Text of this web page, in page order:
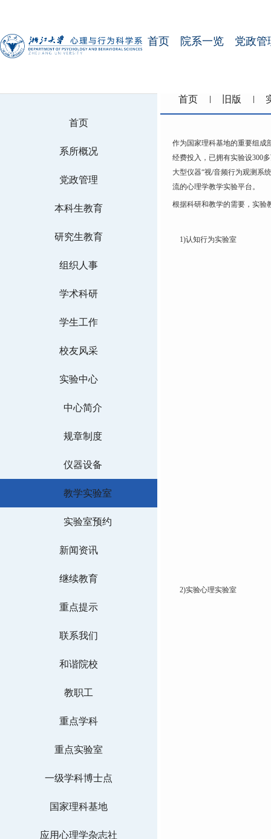
首页 院系一览 党政管
首页
系所概况
党政管理
本科生教育
研究生教育
组织人事
学术科研
学生工作
校友风采
实验中心
中心简介
规章制度
仪器设备
教学实验室
实验室预约
新闻资讯
继续教育
重点提示
联系我们
和谐院校
教职工
重点学科
重点实验室
一级学科博士点
国家理科基地
应用心理学杂志社
首页 旧版
作为国家理科基地的重要组成
经费投入，已拥有实验设300
大型仪器“视/音频行为观测系
流的心理学教学实验平台。
根据科研和教学的需要，实验
1)认知行为实验室
2)实验心理实验室